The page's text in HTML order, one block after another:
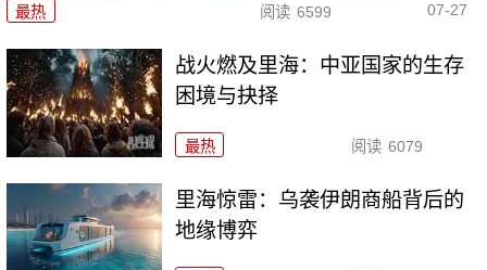
最热 阅读 6599 07-27
战火燃及里海：中亚国家的生存
困境与抉择
最热 阅读 6079
里海惊雷：乌袭伊朗商船背后的
地缘博弈